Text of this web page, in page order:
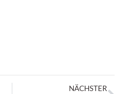
NÄCHSTER